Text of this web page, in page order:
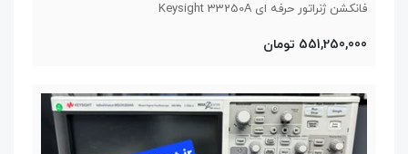
فانکشن ژنراتور حرفه ای Keysight 33250A
551,250,000 تومان